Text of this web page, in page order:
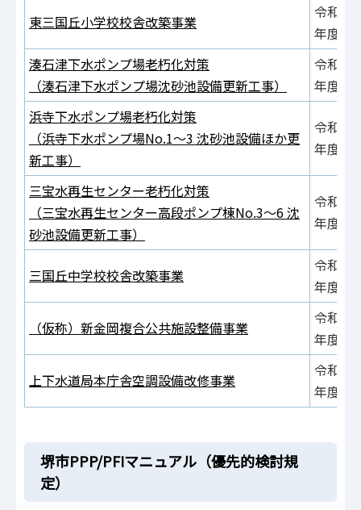
東三国丘小学校校舎改築事業
令和元
年度
湊石津下水ポンプ場老朽化対策
（湊石津下水ポンプ場沈砂池設備更新工事）
令和元
年度
浜寺下水ポンプ場老朽化対策
（浜寺下水ポンプ場No.1～3 沈砂池設備ほか更
新工事）
令和元
年度
三宝水再生センター老朽化対策
（三宝水再生センター高段ポンプ棟No.3～6 沈
砂池設備更新工事）
令和元
年度
三国丘中学校校舎改築事業
令和4
年度
（仮称）新金岡複合公共施設整備事業
令和5
年度
上下水道局本庁舎空調設備改修事業
令和6
年度
堺市PPP/PFIマニュアル（優先的検討規
定）